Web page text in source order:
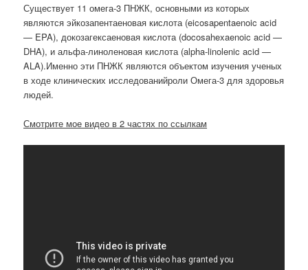
Существует 11 омега-3 ПНЖК, основными из которых
являются эйкозапентаеновая кислота (eicosapentaenoic acid
— EPA), докозагексаеновая кислота (docosahexaenoic acid —
DHA), и альфа-линоленовая кислота (alpha-linolenic acid —
ALA).Именно эти ПНЖК являются объектом изучения ученых
в ходе клинических исследованийроли Омега-3 для здоровья
людей.
Смотрите мое видео в 2 частях по ссылкам